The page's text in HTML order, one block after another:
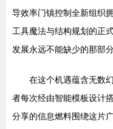
导效率门镇控制全新组织
工具魔法与结构规划的正
发展永远不能缺少的那部
在这个机遇蕴含无数
者每次经由智能模板设计
分享的信息燃料围绕这片